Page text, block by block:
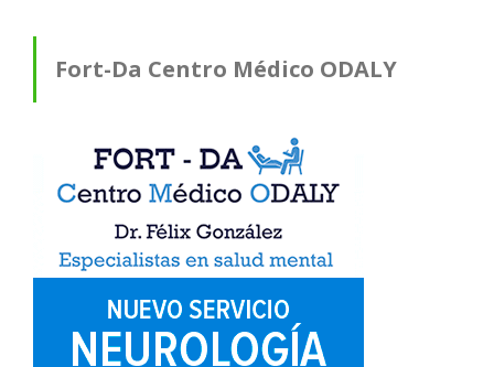
Fort-Da Centro Médico ODALY